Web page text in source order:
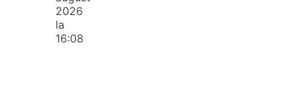
2026
la
16:08